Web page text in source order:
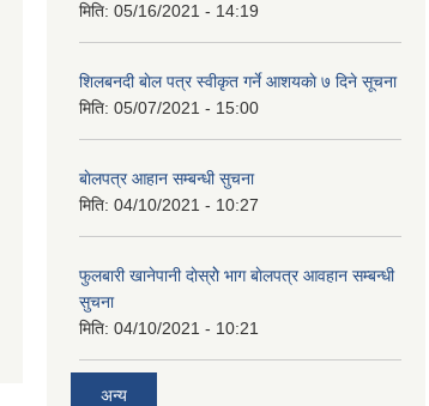
मिति: 05/16/2021 - 14:19
शिलबनदी बाेल पत्र स्वीकृत गर्ने आशयकाे ७ दिने सूचना
मिति: 05/07/2021 - 15:00
बाेलपत्र आहान सम्बन्धी सुचना
मिति: 04/10/2021 - 10:27
फुलबारी खानेपानी दाेस्राेे भाग बाेलपत्र आवहान सम्बन्धी
सुचना
मिति: 04/10/2021 - 10:21
अन्य